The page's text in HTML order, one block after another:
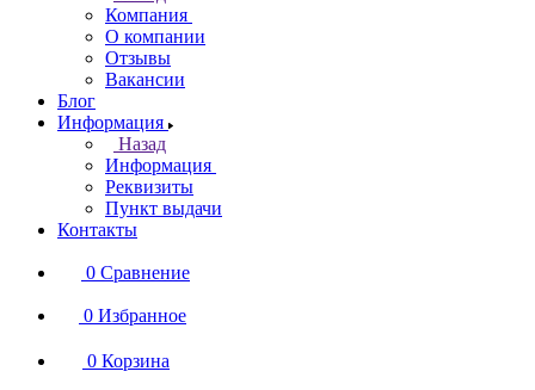
Компания
О компании
Отзывы
Вакансии
Блог
Информация
Назад
Информация
Реквизиты
Пункт выдачи
Контакты
0 Сравнение
0 Избранное
0 Корзина